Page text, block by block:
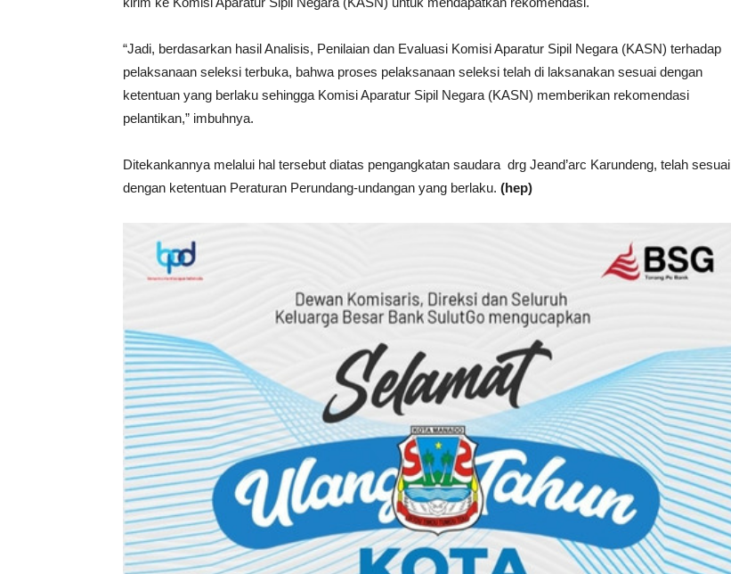
“Jadi, berdasarkan hasil Analisis, Penilaian dan Evaluasi Komisi Aparatur Sipil Negara (KASN) terhadap
pelaksanaan seleksi terbuka, bahwa proses pelaksanaan seleksi telah di laksanakan sesuai dengan
ketentuan yang berlaku sehingga Komisi Aparatur Sipil Negara (KASN) memberikan rekomendasi
pelantikan,” imbuhnya.
Ditekankannya melalui hal tersebut diatas pengangkatan saudara drg Jeand’arc Karundeng, telah sesuai
dengan ketentuan Peraturan Perundang-undangan yang berlaku. (hep)